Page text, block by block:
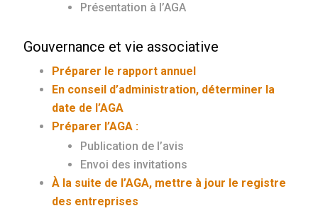
Présentation à l’AGA
Gouvernance et vie associative
Préparer le rapport annuel
En conseil d’administration, déterminer la
date de l’AGA
Préparer l’AGA :
Publication de l’avis
Envoi des invitations
À la suite de l’AGA, mettre à jour le registre
des entreprises